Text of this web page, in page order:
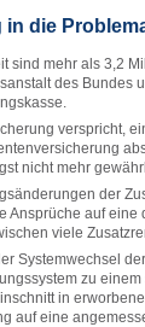
in die
sind mehr als 3,2
des Bundes
verspricht,
nicht mehr
der
Ansprüche auf
viele
Systemwechsel
zu
in
auf eine